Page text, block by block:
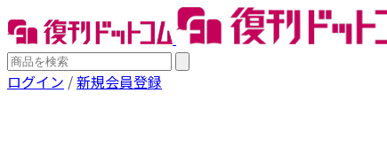
ログイン /新規会員登録